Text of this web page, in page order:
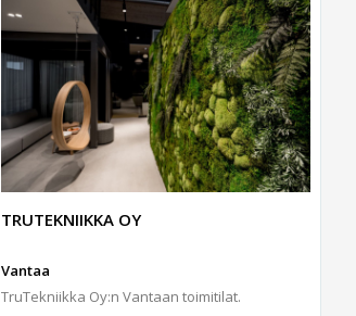
TRUTEKNIIKKA OY
Vantaa
TruTekniikka Oy:n Vantaan toimitilat.